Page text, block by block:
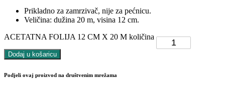
Prikladno za zamrzivač, nije za pećnicu.
Veličina: dužina 20 m, visina 12 cm.
ACETATNA FOLIJA 12 CM X 20 M količina
Dodaj u košaricu
Podjeli ovaj proizvod na društvenim mrežama